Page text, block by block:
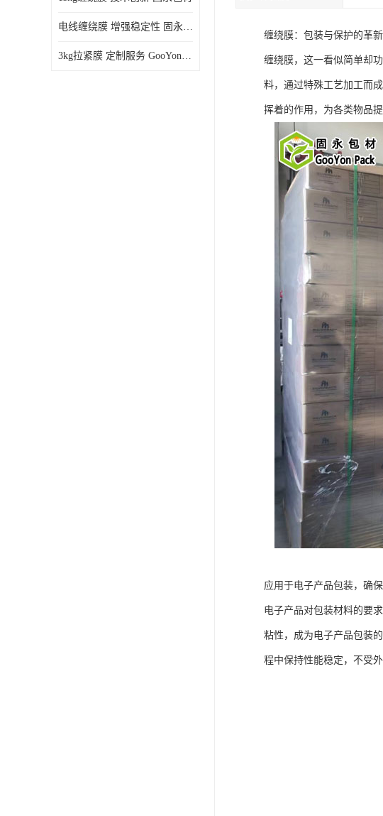
电线缠绕膜 增强稳定性 固永包材
3kg拉紧膜 定制服务 GooYonPack
缠绕膜：包装与保护的革
缠绕膜，这一看似简单却
料，通过特殊工艺加工而
挥着的作用，为各类物品
应用于电子产品包装，确
电子产品对包装材料的要
粘性，成为电子产品包装
程中保持性能稳定，不受外